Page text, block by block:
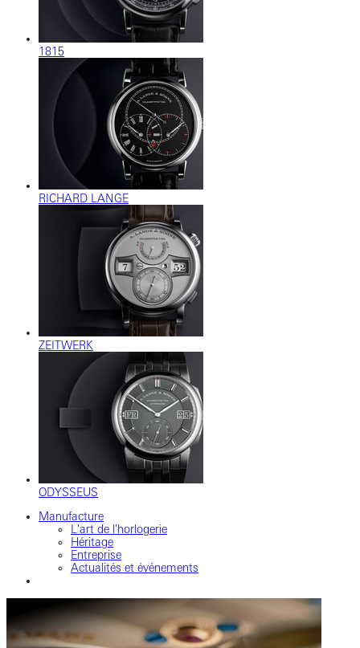
1815
RICHARD LANGE
ZEITWERK
ODYSSEUS
Manufacture
L'art de l'horlogerie
Héritage
Entreprise
Actualités et événements